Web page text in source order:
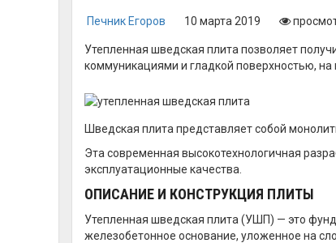
Печник Егоров 10 марта 2019
Утепленная шведская плита позволяет
коммуникациями и гладкой поверхностью,
Шведская плита представляет собой
Эта современная высокотехнологичная
эксплуатационные качества.
ОПИСАНИЕ И КОНСТРУКЦИЯ ПЛИТЫ
Утепленная шведская плита (УШП) — это
железобетонное основание, уложенное на